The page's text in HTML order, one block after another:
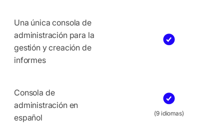
Una única consola de
administración para la
gestión y creación de
informes
Consola de
administración en
español
(9 idiomas)